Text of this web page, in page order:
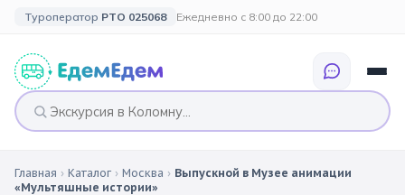
Туроператор РТО 025068 Ежедневно с 8:00 до 22:00
🎉 ПО ПРАЗДНИКАМ 🗓️ ПО КАНИКУЛАМ
🗓️ ПО ДЛИТЕЛЬНОСТИ
🎉 СОБЫТИЙНЫЕ
Главная › Каталог › Москва › Выпускной в Музее анимации
«Мультяшные истории»